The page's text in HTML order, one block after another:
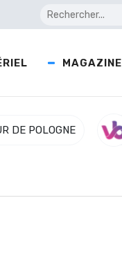
MAGAZINE
DE POLOGNE